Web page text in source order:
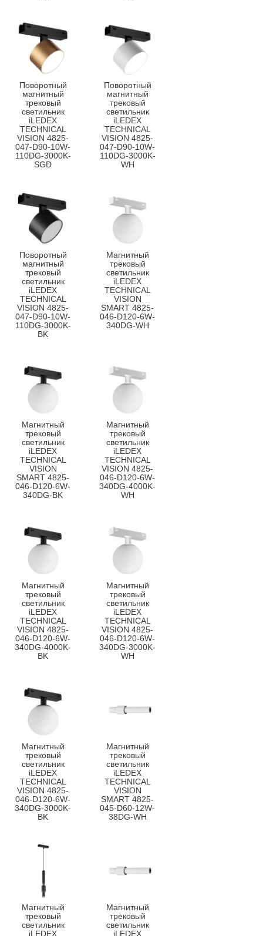
Поворотный
магнитный
трековый
светильник
iLEDEX
TECHNICAL
VISION 4825-
047-D90-10W-
110DG-3000K-
SGD
Поворотный
магнитный
трековый
светильник
iLEDEX
TECHNICAL
VISION 4825-
047-D90-10W-
110DG-3000K-
WH
Поворотный
магнитный
трековый
светильник
iLEDEX
TECHNICAL
VISION 4825-
047-D90-10W-
110DG-3000K-
BK
Магнитный
трековый
светильник
iLEDEX
TECHNICAL
VISION
SMART 4825-
046-D120-6W-
340DG-WH
Магнитный
трековый
светильник
iLEDEX
TECHNICAL
VISION
SMART 4825-
046-D120-6W-
340DG-BK
Магнитный
трековый
светильник
iLEDEX
TECHNICAL
VISION 4825-
046-D120-6W-
340DG-4000K-
WH
Магнитный
трековый
светильник
iLEDEX
TECHNICAL
VISION 4825-
046-D120-6W-
340DG-4000K-
BK
Магнитный
трековый
светильник
iLEDEX
TECHNICAL
VISION 4825-
046-D120-6W-
340DG-3000K-
WH
Магнитный
трековый
светильник
iLEDEX
TECHNICAL
VISION 4825-
046-D120-6W-
340DG-3000K-
BK
Магнитный
трековый
светильник
iLEDEX
TECHNICAL
VISION
SMART 4825-
045-D60-12W-
38DG-WH
Магнитный
трековый
светильник
iLEDEX
Магнитный
трековый
светильник
iLEDEX